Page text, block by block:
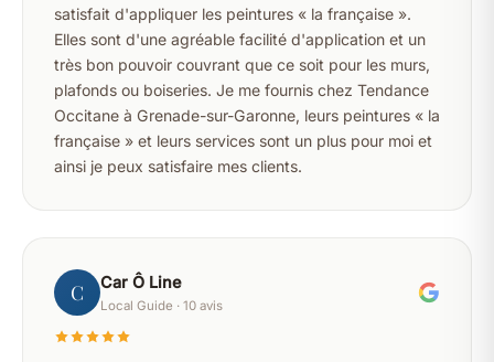
satisfait d'appliquer les peintures « la française ».
Elles sont d'une agréable facilité d'application et un
très bon pouvoir couvrant que ce soit pour les murs,
plafonds ou boiseries. Je me fournis chez Tendance
Occitane à Grenade-sur-Garonne, leurs peintures « la
française » et leurs services sont un plus pour moi et
ainsi je peux satisfaire mes clients.
C Car Ô Line
Local Guide · 10 avis